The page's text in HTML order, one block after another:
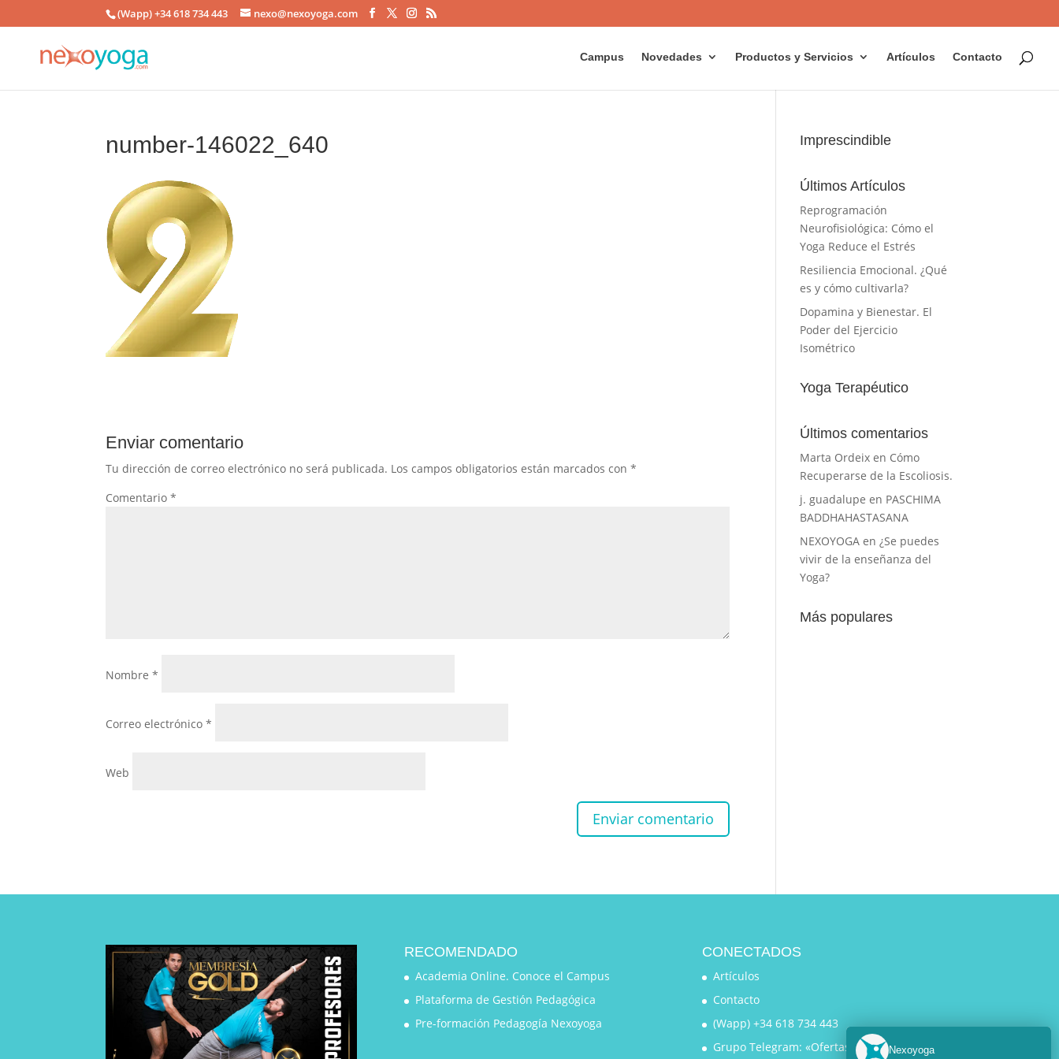
(Wapp) +34 618 734 443 nexo@nexoyoga.com
Campus Novedades Productos y Servicios Artículos Contacto
number-146022_640
Enviar comentario
Tu dirección de correo electrónico no será publicada. Los campos obligatorios están marcados con*
Comentario*
Nombre*
Correo electrónico*
Web
Imprescindible
Últimos Artículos
Reprogramación
Neurofisiológica: Cómo el
Yoga Reduce el Estrés
Resiliencia Emocional. ¿Qué
es y cómo cultivarla?
Dopamina y Bienestar. El
Poder del Ejercicio
Isométrico
Yoga Terapéutico
Últimos comentarios
Marta Ordeix en Cómo
Recuperarse de la Escoliosis.
j. guadalupe en PASCHIMA
BADDHAHASTASANA
NEXOYOGA en¿Se puedes
vivir de la enseñanza del
Yoga?
Más populares
RECOMENDADO
Academia Online. Conoce el Campus
Plataforma de Gestión Pedagógica
Pre-formación Pedagogía Nexoyoga
CONECTADOS
Artículos
Contacto
(Wapp) +34 618 734 443
Grupo Telegram: «Ofertas Exclusivas»Nexoyoga